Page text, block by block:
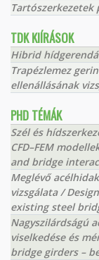
Tartószerkezetek
TDK KIÍRÁSOK
Hibrid
Trapézlemez
ellenállásának
PHD TÉMÁK
Szél és
CFD–FEM
and bridge
Meglévő
vizsgálata /
existing steel
Nagyszilárdságú
viselkedése és
bridge girders –